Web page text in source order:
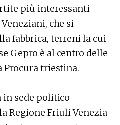
più interessanti
che si
fabbrica, terreni la cui
Gepro è al centro delle
Procura triestina.
in sede politico-
Regione Friuli Venezia